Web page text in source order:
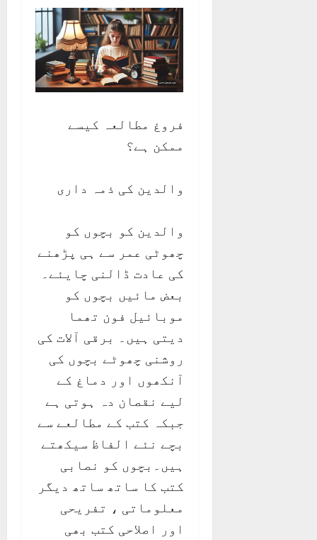
فروغ مطالعہ کیسے
ممکن ہے؟
والدین کی ذمہ داری
والدین کو بچوں کو
چھوٹی عمر سے ہی پڑھنے
کی عادت ڈالنی چایئے۔
بعض مائیں بچوں کو
موبائیل فون تھما
دیتی ہیں۔ برقی آلات کی
روشنی چھوٹے بچوں کی
آنکھوں اور دماغ کے
لیے نقصان دہ ہوتی ہے
جبکہ کتب کے مطالعے سے
بچے نئے الفاظ سیکھتے
ہیں۔بچوں کو نصابی
کتب کا ساتھ ساتھ دیگر
معلوماتی ، تفریحی
اور اصلاحی کتب بھی